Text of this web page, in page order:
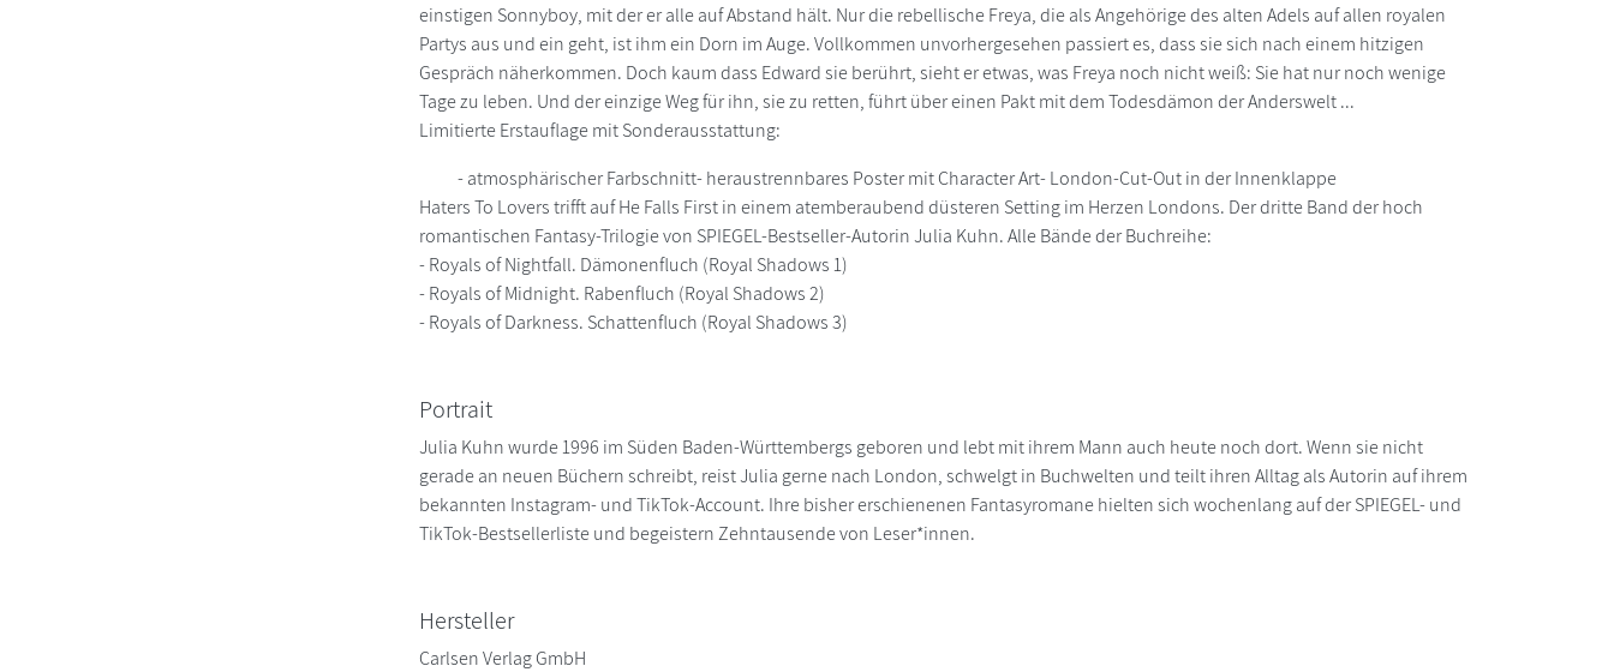
einstigen Sonnyboy, mit der er alle auf Abstand hält. Nur die rebellische Freya, die als Angehörige des alten Adels auf allen royalen
Partys aus und ein geht, ist ihm ein Dorn im Auge. Vollkommen unvorhergesehen passiert es, dass sie sich nach einem hitzigen
Gespräch näherkommen. Doch kaum dass Edward sie berührt, sieht er etwas, was Freya noch nicht weiß: Sie hat nur noch wenige
Tage zu leben. Und der einzige Weg für ihn, sie zu retten, führt über einen Pakt mit dem Todesdämon der Anderswelt ...
Limitierte Erstauflage mit Sonderausstattung:
- atmosphärischer Farbschnitt- heraustrennbares Poster mit Character Art- London-Cut-Out in der Innenklappe
Haters To Lovers trifft auf He Falls First in einem atemberaubend düsteren Setting im Herzen Londons. Der dritte Band der hoch
romantischen Fantasy-Trilogie von SPIEGEL-Bestseller-Autorin Julia Kuhn. Alle Bände der Buchreihe:
- Royals of Nightfall. Dämonenfluch (Royal Shadows 1)
- Royals of Midnight. Rabenfluch (Royal Shadows 2)
- Royals of Darkness. Schattenfluch (Royal Shadows 3)
Portrait
Julia Kuhn wurde 1996 im Süden Baden-Württembergs geboren und lebt mit ihrem Mann auch heute noch dort. Wenn sie nicht
gerade an neuen Büchern schreibt, reist Julia gerne nach London, schwelgt in Buchwelten und teilt ihren Alltag als Autorin auf ihrem
bekannten Instagram- und TikTok-Account. Ihre bisher erschienenen Fantasyromane hielten sich wochenlang auf der SPIEGEL- und
TikTok-Bestsellerliste und begeistern Zehntausende von Leser*innen.
Hersteller
Carlsen Verlag GmbH